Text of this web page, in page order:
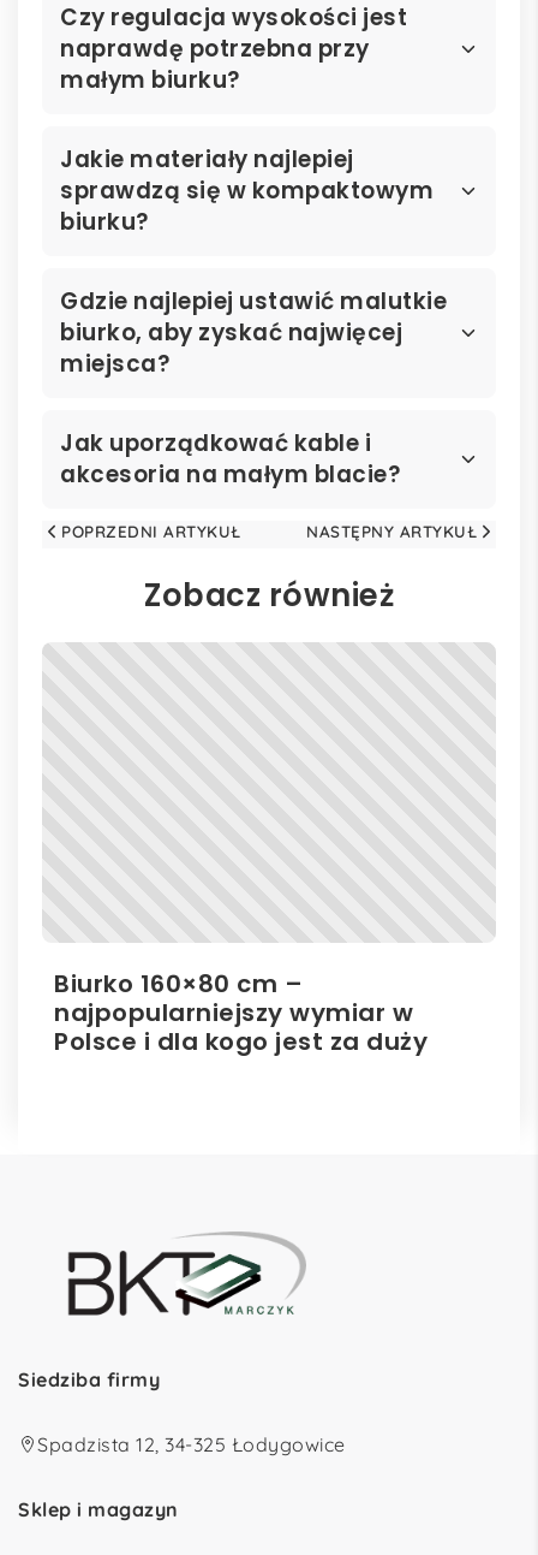
Czy regulacja wysokości jest
naprawdę potrzebna przy
małym biurku?
Jakie materiały najlepiej
sprawdzą się w kompaktowym
biurku?
Gdzie najlepiej ustawić malutkie
biurko, aby zyskać najwięcej
miejsca?
Jak uporządkować kable i
akcesoria na małym blacie?
POPRZEDNI ARTYKUŁ NASTĘPNY ARTYKUŁ
Zobacz również
Biurko 160×80 cm –
najpopularniejszy wymiar w
Polsce i dla kogo jest za duży
Siedziba firmy
Spadzista 12, 34-325 Łodygowice
Sklep i magazyn